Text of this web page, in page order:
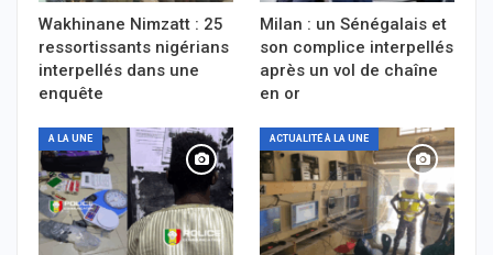
Wakhinane Nimzatt : 25
ressortissants nigérians
interpellés dans une
enquête
Milan : un Sénégalais et
son complice interpellés
après un vol de chaîne
en or
A LA UNE ACTUALITÉ À LA UNE